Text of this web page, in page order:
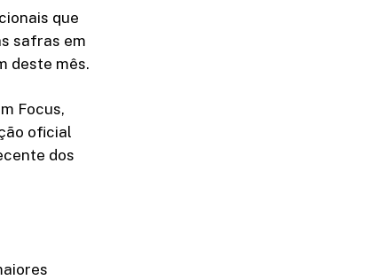
que
safras em
deste mês.
Focus,
oficial
dos